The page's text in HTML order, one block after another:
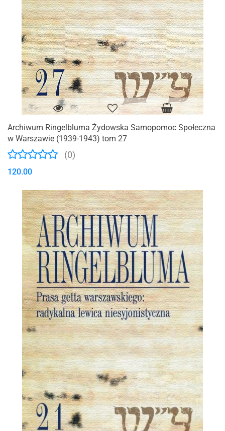
Archiwum Ringelbluma Żydowska Samopomoc Społeczna
w Warszawie (1939-1943) tom 27
(0)
120.00